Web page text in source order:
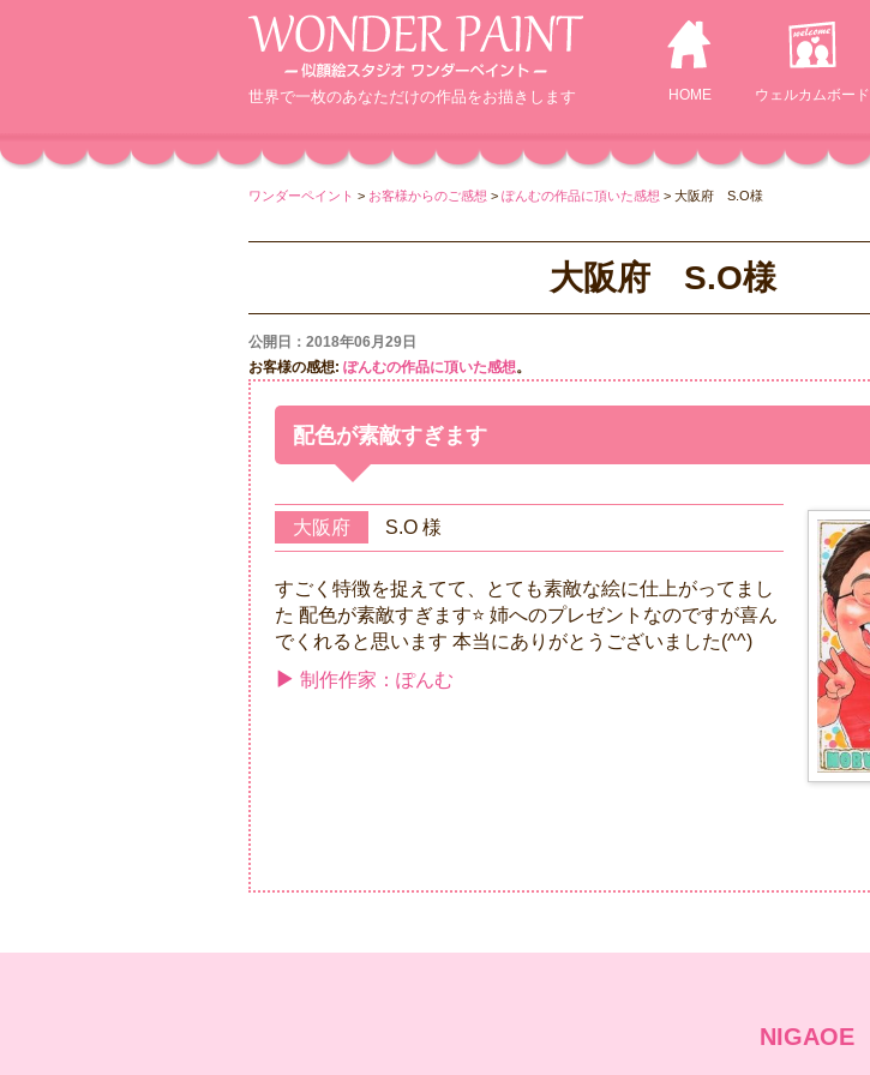
世界で一枚のあなただけの作品をお描きします HOME ウェルカムボード
ワンダーペイント > お客様からのご感想 > ぽんむの作品に頂いた感想 > 大阪府 S.O様
大阪府 S.O様
公開日：2018年06月29日
お客様の感想: ぽんむの作品に頂いた感想。
配色が素敵すぎます
大阪府 S.O 様
すごく特徴を捉えてて、とても素敵な絵に仕上がってまし
た 配色が素敵すぎます⭐ 姉へのプレゼントなのですが喜ん
でくれると思います 本当にありがとうございました(^^)
制作作家：ぽんむ
NIGAOE